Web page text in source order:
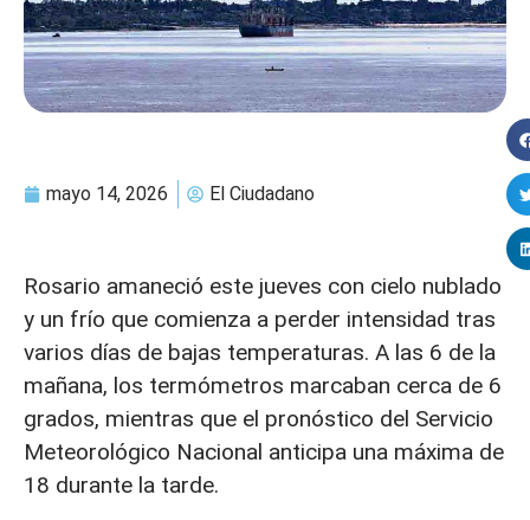
mayo 14, 2026 El Ciudadano
Rosario amaneció este jueves con cielo nublado
y un frío que comienza a perder intensidad tras
varios días de bajas temperaturas. A las 6 de la
mañana, los termómetros marcaban cerca de 6
grados, mientras que el pronóstico del Servicio
Meteorológico Nacional anticipa una máxima de
18 durante la tarde.